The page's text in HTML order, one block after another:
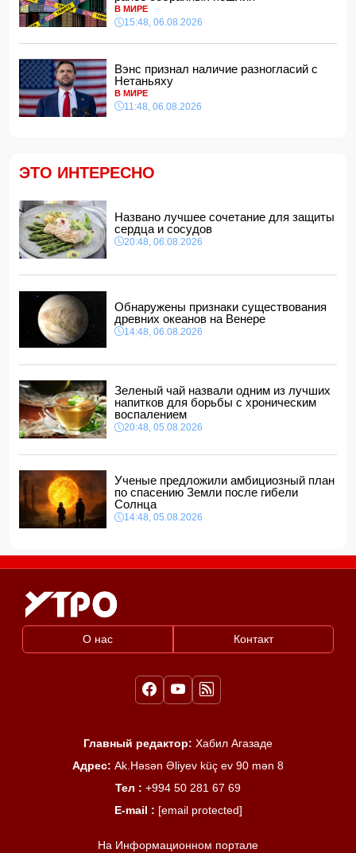
В Баку 40-летний мужчина погиб, упав с балкона
14:40, 06.08.2026
Джейхун Байрамов: В случае необходимости мы будем
рады поставлять газ и дружественной Украине
14:34, 06.08.2026
За семь месяцев гражданам возвращено более 191 млн
манатов
14:28, 06.08.2026
14:14, 06.08.2026
"Шохрат"
14:10, 06.08.2026
Стали известны детали контракта Наримана Ахундзаде
с "Эрзурумспором"
представителей, одного назначил на новую должность
14:00, 06.08.2026
Прогноз погоды в Азербайджане на 7 августа
12:48, 06.08.2026
гибелью граждан Азербайджана в Азовском и Чёрном
морях
12:40, 06.08.2026
В МИРЕ
15:48, 06.08.2026
Вэнс признал наличие разногласий с
Нетаньяху
В МИРЕ
11:48, 06.08.2026
ЭТО ИНТЕРЕСНО
Названо лучшее сочетание для защиты
сердца и сосудов
20:48, 06.08.2026
Обнаружены признаки существования
древних океанов на Венере
14:48, 06.08.2026
Зеленый чай назвали одним из лучших
напитков для борьбы с хроническим
воспалением
20:48, 05.08.2026
Ученые предложили амбициозный план
по спасению Земли после гибели
Солнца
14:48, 05.08.2026
О нас Контакт
Главный редактор: Хабил Агазаде
Адрес: Ak.Həsən Əliyev küç ev 90 mən 8
Тел : +994 50 281 67 69
E-mail : [email protected]
На Информационном портале